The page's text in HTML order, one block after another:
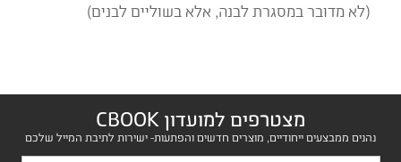
(לא מדובר במסגרת לבנה, אלא בשוליים לבנים)
מצטרפים למועדון CBOOK
נהנים ממבצעים ייחודיים, מוצרים חדשים והפתעות- ישירות לתיבת המייל שלכם